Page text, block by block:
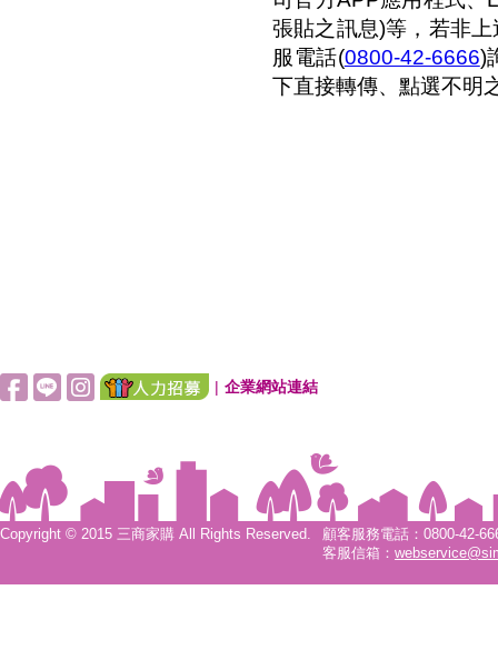
張貼之訊息)等，若非
服電話(0800-42-6666)
下直接轉傳、點選不明
| 企業網站連結
Copyright © 2015 三商家購 All Rights Reserved.
顧客服務電話：0800-42-
客服信箱：